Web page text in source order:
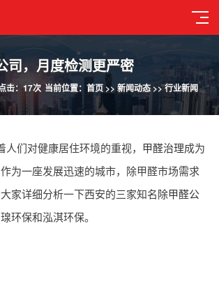
司，月度检测更严密
当前位置： 首页>> 新闻动态>>行业新闻
击：17次
们对健康居住环境的重视， 甲醛治理成为
为一座发展迅速的城市，除甲醛市场需求
家详细分析一下西安的三家知名除甲醛公
保和泓淇环保。